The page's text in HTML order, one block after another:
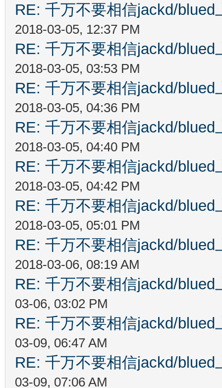
RE: 千万不要相信jackd/
2018-03-05, 12:37 PM
RE: 千万不要相信jackd/
2018-03-05, 03:53 PM
RE: 千万不要相信jackd/
2018-03-05, 04:36 PM
RE: 千万不要相信jackd/
2018-03-05, 04:40 PM
RE: 千万不要相信jackd/
2018-03-05, 04:42 PM
RE: 千万不要相信jackd/
2018-03-05, 05:01 PM
RE: 千万不要相信jackd/
2018-03-06, 08:19 AM
RE: 千万不要相信jackd/
03-06, 03:02 PM
RE: 千万不要相信jackd/
03-09, 06:47 AM
RE: 千万不要相信jackd/
03-09, 07:06 AM